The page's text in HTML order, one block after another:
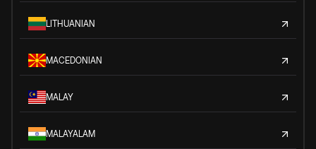
LITHUANIAN
MACEDONIAN
MALAY
MALAYALAM